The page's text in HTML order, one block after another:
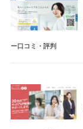
ー口コミ・評判